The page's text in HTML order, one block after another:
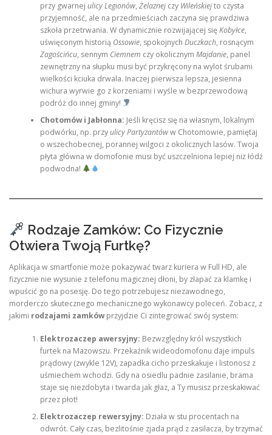
przy gwarnej ulicy Legionów, Żelaznejczy Wileńskiejto czysta
przyjemność, ale na przedmieściach zaczyna się prawdziwa
szkoła przetrwania. W dynamicznie rozwijającej sięKobyłce,
uświęconym historią Ossowie, spokojnych Duczkach, rosnącym
Zagościńcu, sennym Ciemnem czy okolicznym Majdanie, panel
zewnętrzny na słupku musi być przykręcony na wylot śrubami
wielkości kciuka drwala. Inaczej pierwsza lepsza, jesienna
wichura wyrwie go z korzeniami i wyśle w bezprzewodową
podróż do innej gminy!
Chotomów i Jabłonna: Jeśli kręcisz się na własnym, lokalnym
podwórku, np. przyulicy Partyzantóww Chotomowie, pamiętaj
o wszechobecnej, porannej wilgoci z okolicznych lasów. Twoja
płyta główna w domofonie musi być uszczelniona lepiej niż łódź
podwodna!
Rodzaje Zamków: Co Fizycznie
Otwiera Twoją Furtkę?
Aplikacja w smartfonie może pokazywać twarz kuriera w Full HD, ale
fizycznie nie wysunie z telefonu magicznej dłoni, by złapać za klamkę i
wpuścić go na posesję. Do tego potrzebujesz niezawodnego,
morderczo skutecznego mechanicznego wykonawcy poleceń. Zobacz, z
jakimi rodzajami zamkówprzyjdzie Ci zintegrować swój system:
Elektrozaczep awersyjny: Bezwzględny król wszystkich
furtek na Mazowszu. Przekaźnik wideodomofonu daje impuls
prądowy (zwykle 12V), zapadka cicho przeskakuje i listonosz z
uśmiechem wchodzi. Gdy na osiedlu padnie zasilanie, brama
staje się niezdobyta i twarda jak głaz, a Ty musisz przeskakiwać
przez płot!
Elektrozaczep rewersyjny: Działa w stu procentach na
odwrót. Cały czas, bezlitośnie zjada prąd z zasilacza, by trzymać